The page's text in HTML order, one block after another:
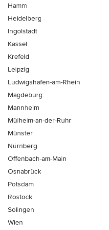
Hamm
Heidelberg
Ingolstadt
Kassel
Krefeld
Leipzig
Ludwigshafen-am-Rhein
Magdeburg
Mannheim
Mülheim-an-der-Ruhr
Münster
Nürnberg
Offenbach-am-Main
Osnabrück
Potsdam
Rostock
Solingen
Wien